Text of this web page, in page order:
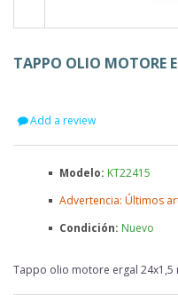
TAPPO OLIO MOTORE
Add a review
Modelo: KT22415
Advertencia: Últimos
Condición: Nuevo
Tappo olio motore ergal 24x1,5